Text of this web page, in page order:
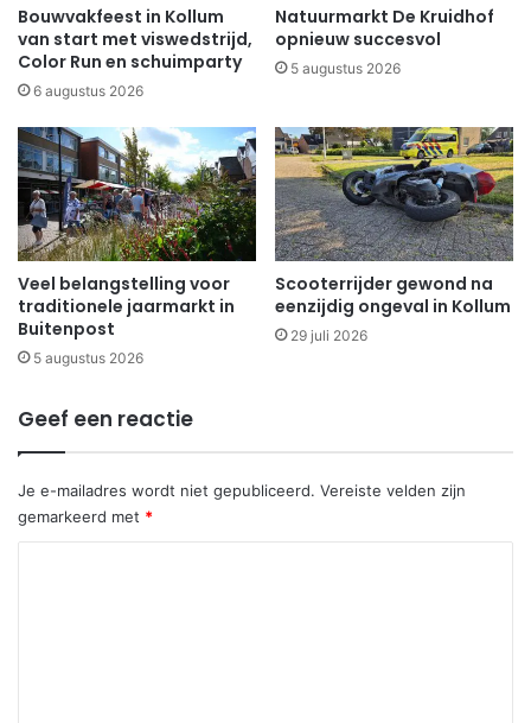
Bouwvakfeest in Kollum
van start met viswedstrijd,
Color Run en schuimparty
6 augustus 2026
Natuurmarkt De Kruidhof
opnieuw succesvol
5 augustus 2026
Veel belangstelling voor
traditionele jaarmarkt in
Buitenpost
5 augustus 2026
Scooterrijder gewond na
eenzijdig ongeval in Kollum
29 juli 2026
Geef een reactie
Je e-mailadres wordt niet gepubliceerd. Vereiste velden zijn
gemarkeerd met *